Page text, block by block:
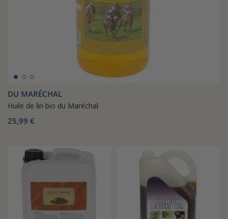
DU MARÉCHAL
Huile de lin bio du Maréchal
25,99 €